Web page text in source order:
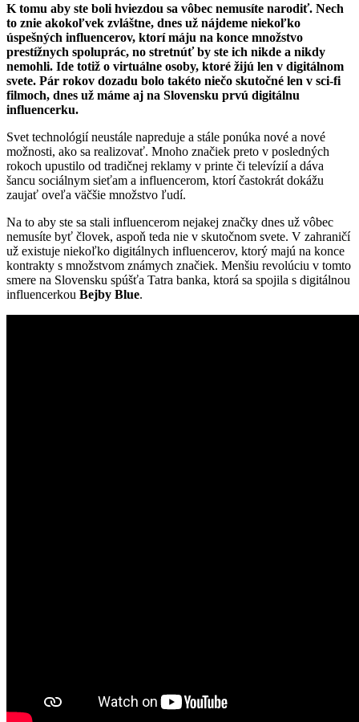
K tomu aby ste boli hviezdou sa vôbec nemusíte narodiť. Nech
to znie akokoľvek zvláštne, dnes už nájdeme niekoľko
úspešných influencerov, ktorí máju na konce množstvo
prestížnych spoluprác, no stretnúť by ste ich nikde a nikdy
nemohli. Ide totiž o virtuálne osoby, ktoré žijú len v digitálnom
svete. Pár rokov dozadu bolo takéto niečo skutočné len v sci-fi
filmoch, dnes už máme aj na Slovensku prvú digitálnu
influencerku.
Svet technológií neustále napreduje a stále ponúka nové a nové
možnosti, ako sa realizovať. Mnoho značiek preto v posledných
rokoch upustilo od tradičnej reklamy v printe či televízií a dáva
šancu sociálnym sieťam a influencerom, ktorí častokrát dokážu
zaujať oveľa väčšie množstvo ľudí.
Na to aby ste sa stali influencerom nejakej značky dnes už vôbec
nemusíte byť človek, aspoň teda nie v skutočnom svete. V zahraničí
už existuje niekoľko digitálnych influencerov, ktorý majú na konce
kontrakty s množstvom známych značiek. Menšiu revolúciu v tomto
smere na Slovensku spúšťa Tatra banka, ktorá sa spojila s digitálnou
influencerkou Bejby Blue.